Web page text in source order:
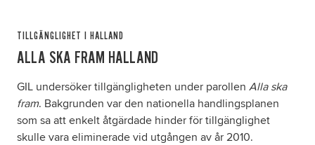
Om oss
TILLGÄNGLIGHET I HALLAND
ALLA SKA FRAM HALLAND
GIL undersöker tillgängligheten under parollen Alla ska
fram. Bakgrunden var den nationella handlingsplanen
som sa att enkelt åtgärdade hinder för tillgänglighet
skulle vara eliminerade vid utgången av år 2010.